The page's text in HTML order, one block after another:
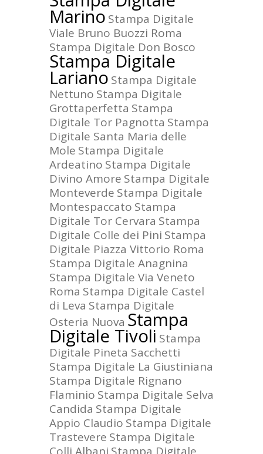
Marino Stampa Digitale
Viale Bruno Buozzi Roma
Stampa Digitale Don Bosco
Stampa Digitale
Lariano Stampa Digitale
Nettuno Stampa Digitale
Grottaperfetta Stampa
Digitale Tor Pagnotta Stampa
Digitale Santa Maria delle
Mole Stampa Digitale
Ardeatino Stampa Digitale
Divino Amore Stampa Digitale
Monteverde Stampa Digitale
Montespaccato Stampa
Digitale Tor Cervara Stampa
Digitale Colle dei Pini Stampa
Digitale Piazza Vittorio Roma
Stampa Digitale Anagnina
Stampa Digitale Via Veneto
Roma Stampa Digitale Castel
di Leva Stampa Digitale
Osteria Nuova Stampa
Digitale Tivoli Stampa
Digitale Pineta Sacchetti
Stampa Digitale La Giustiniana
Stampa Digitale Rignano
Flaminio Stampa Digitale Selva
Candida Stampa Digitale
Appio Claudio Stampa Digitale
Trastevere Stampa Digitale